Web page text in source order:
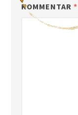
KOMMENTAR *